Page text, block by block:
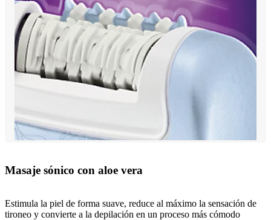
Masaje sónico con aloe vera
Estimula la piel de forma suave, reduce al máximo la sensación de
tironeo y convierte a la depilación en un proceso más cómodo